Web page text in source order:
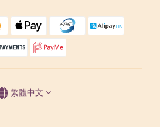
繁體中文